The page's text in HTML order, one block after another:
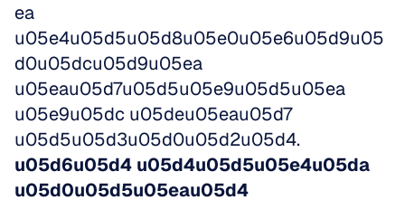
ea
u05e4u05d5u05d8u05e0u05e6u05d9u05
d0u05dcu05d9u05ea
u05eau05d7u05d5u05e9u05d5u05ea
u05e9u05dc u05deu05eau05d7
u05d6u05d4 u05d4u05d5u05e4u05da
u05d0u05d5u05eau05d4